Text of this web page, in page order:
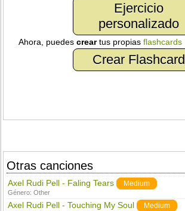
Ejercicio
personalizado
Ahora, puedescreartus propiasflashcards
Crear Flashcard
Otras canciones
Axel Rudi Pell - Faling Tears Medium
Género:Other
Axel Rudi Pell - Touching My Soul Medium